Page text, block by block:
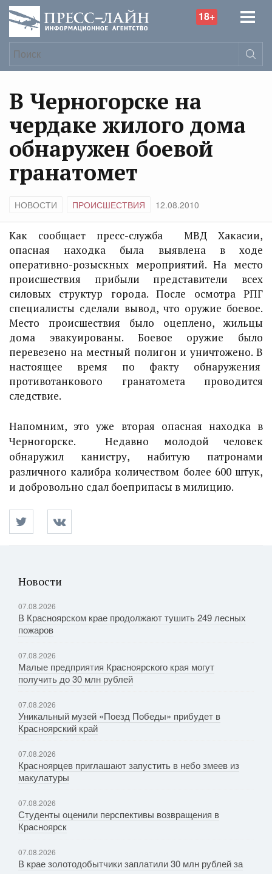
18+
В Черногорске на
чердаке жилого дома
обнаружен боевой
гранатомет
НОВОСТИ ПРОИСШЕСТВИЯ 12.08.2010
Как сообщает пресс-служба МВД Хакасии,
опасная находка была выявлена в ходе
оперативно-розыскных мероприятий. На место
происшествия прибыли представители всех
силовых структур города. После осмотра РПГ
специалисты сделали вывод, что оружие боевое.
Место происшествия было оцеплено, жильцы
дома эвакуированы. Боевое оружие было
перевезено на местный полигон и уничтожено. В
настоящее время по факту обнаружения
противотанкового гранатомета проводится
следствие.
Напомним, это уже вторая опасная находка в
Черногорске. Недавно молодой человек
обнаружил канистру, набитую патронами
различного калибра количеством более 600 штук,
и добровольно сдал боеприпасы в милицию.
Новости
07.08.2026
В Красноярском крае продолжают тушить 249 лесных
пожаров
07.08.2026
Малые предприятия Красноярского края могут
получить до 30 млн рублей
07.08.2026
Уникальный музей «Поезд Победы» прибудет в
Красноярский край
07.08.2026
Красноярцев приглашают запустить в небо змеев из
макулатуры
07.08.2026
Студенты оценили перспективы возвращения в
Красноярск
07.08.2026
В крае золотодобытчики заплатили 30 млн рублей за